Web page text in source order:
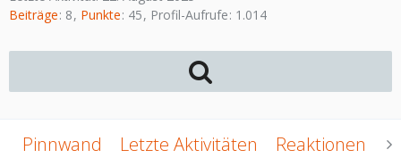
Beiträge 8 Punkte 45 Profil-Aufrufe 1.014
Pinnwand Letzte Aktivitäten Reaktionen